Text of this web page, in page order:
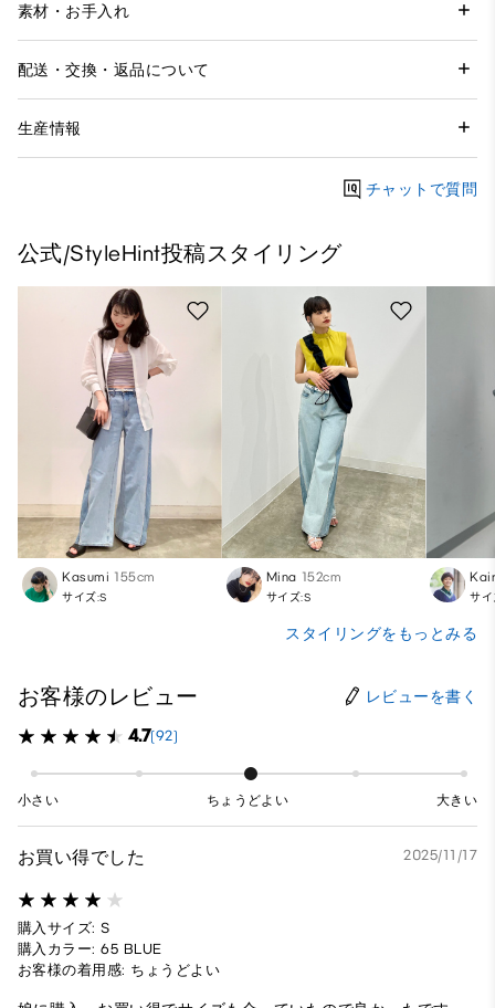
素材・お手入れ
配送・交換・返品について
生産情報
チャットで質問
公式/StyleHint投稿スタイリング
Kasumi 155cm
サイズ:S
Mina 152cm
サイズ:S サ
スタイリングをもっとみる
お客様のレビュー レビューを書く
4.7(92)
小さい ちょうどよい 大きい
お買い得でした 2025/11/17
購入サイズ: S
購入カラー: 65 BLUE
お客様の着用感: ちょうどよい